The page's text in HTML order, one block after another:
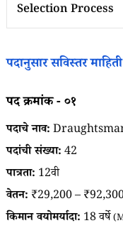
Selection Process
पदानुसार सविस्तर माहिती
पद क्रमांक - ०१
पदाचे नाव:
पदांची संख्या: 42
पात्रता: 12वी
वेतन: ₹29,200 –
किमान वयोमर्यादा: 18 वर्षे